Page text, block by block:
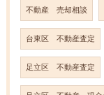
不動産 売却相談
台東区 不動産査定
足立区 不動産査定